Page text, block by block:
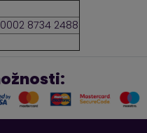
8734 2488